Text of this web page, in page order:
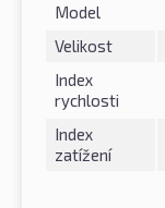
Model
Velikost
Index
rychlosti
Index
zatížení